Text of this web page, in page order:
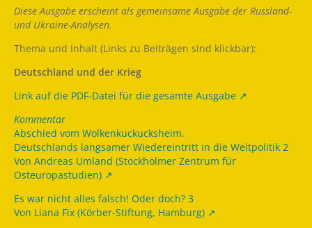
Diese Ausgabe erscheint als gemeinsame Ausgabe der Russland-
und Ukraine-Analysen.
Thema und Inhalt (Links zu Beiträgen sind klickbar):
Deutschland und der Krieg
Link auf die PDF-Datei für die gesamte Ausgabe
Kommentar
Abschied vom Wolkenkuckucksheim.
Deutschlands langsamer Wiedereintritt in die Weltpolitik 2
Von Andreas Umland (Stockholmer Zentrum für
Osteuropastudien)
Es war nicht alles falsch! Oder doch? 3
Von Liana Fix (Körber-Stiftung, Hamburg)